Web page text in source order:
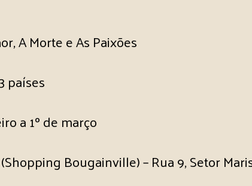
A Morte e As Paixões
países
a 1º de março
Bougainville) – Rua 9, Setor